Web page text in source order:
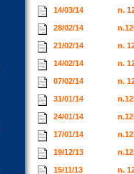
14/03/14 n.
28/02/14
21/02/14 n.
14/02/14 n.
07/02/14 n.
31/01/14
24/01/14
17/01/14
19/12/13
15/11/13 n.